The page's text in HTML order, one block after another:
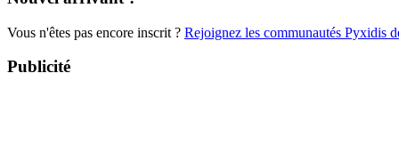
Vous n'êtes pas encore inscrit ? Rejoignez les communautés Pyxidis
Publicité